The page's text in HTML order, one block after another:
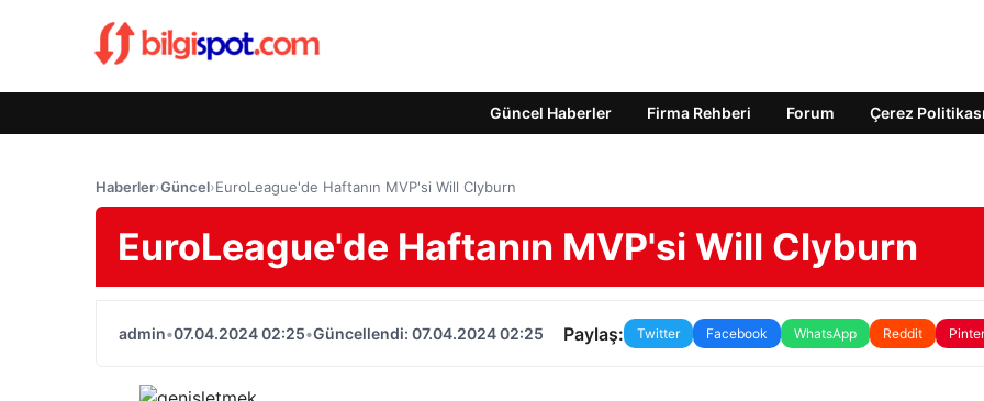
Güncel Haberler Firma Rehberi Forum Çerez Politikası
Haberler›Güncel›EuroLeague'de Haftanın MVP'si Will Clyburn
EuroLeague'de Haftanın MVP'si Will Clyburn
admin•07.04.2024 02:25•Güncellendi: 07.04.2024 02:25 Paylaş: Twitter Facebook WhatsApp Reddit